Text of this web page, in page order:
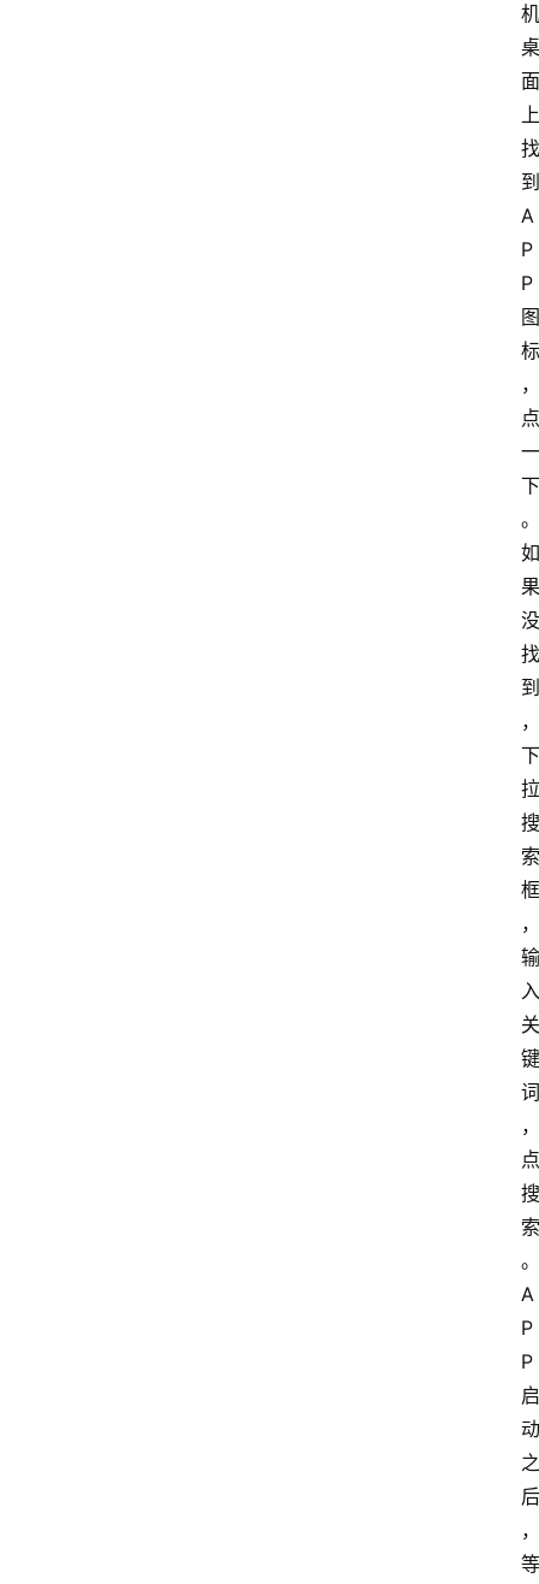
机
桌
面
上
找
到
A
P
P
图
标
，
点
一
下
。
如
果
没
找
到
，
下
拉
搜
索
框
，
输
入
关
键
词
，
点
搜
索
。
A
P
P
启
动
之
后
，
等